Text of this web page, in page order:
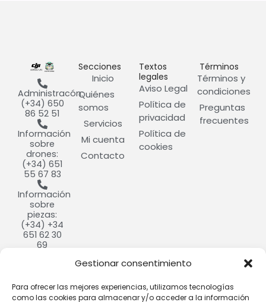
Gestionar consentimiento
Para ofrecer las mejores experiencias, utilizamos tecnologías
como las cookies para almacenar y/o acceder a la información
Administracón:
(+34) 650
86 52 51
Información
sobre
drones:
(+34) 651
55 67 83
Información
sobre
piezas:
(+34) +34
651 62 30
69
info@cultivdron.com​
Calle
Ramón y
Secciones
Inicio
Quiénes
somos
Servicios
Mi cuenta
Contacto
Textos
legales
Aviso Legal
Política de
privacidad
Política de
cookies
Términos
Términos y
condiciones
Preguntas
frecuentes